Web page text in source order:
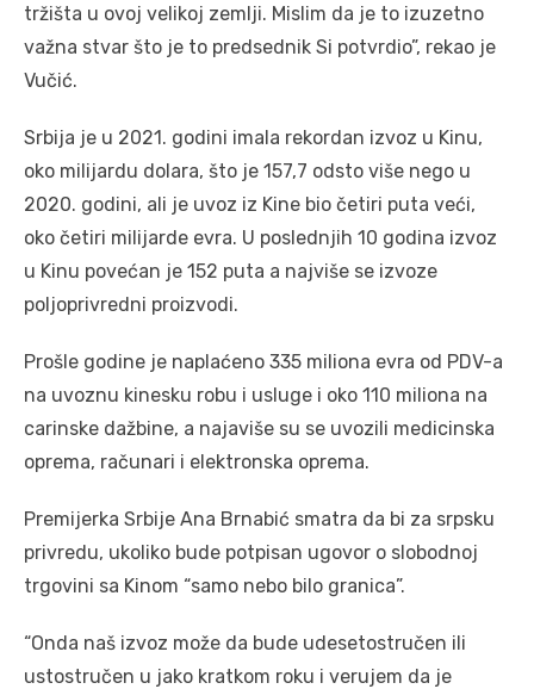
tržišta u ovoj velikoj zemlji. Mislim da je to izuzetno
važna stvar što je to predsednik Si potvrdio”, rekao je
Vučić.
Srbija je u 2021. godini imala rekordan izvoz u Kinu,
oko milijardu dolara, što je 157,7 odsto više nego u
2020. godini, ali je uvoz iz Kine bio četiri puta veći,
oko četiri milijarde evra. U poslednjih 10 godina izvoz
u Kinu povećan je 152 puta a najviše se izvoze
poljoprivredni proizvodi.
Prošle godine je naplaćeno 335 miliona evra od PDV-a
na uvoznu kinesku robu i usluge i oko 110 miliona na
carinske dažbine, a najaviše su se uvozili medicinska
oprema, računari i elektronska oprema.
Premijerka Srbije Ana Brnabić smatra da bi za srpsku
privredu, ukoliko bude potpisan ugovor o slobodnoj
trgovini sa Kinom “samo nebo bilo granica”.
“Onda naš izvoz može da bude udesetostručen ili
ustostručen u jako kratkom roku i verujem da je